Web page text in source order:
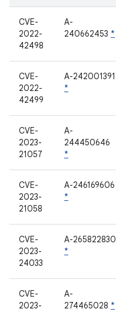
CVE-
2022-
42498
A-
240662453 *
CVE-
2022-
42499
A-242001391
*
CVE-
2023-
21057
A-
244450646
*
CVE-
2023-
21058
A-246169606
*
CVE-
2023-
24033
A-265822830
*
CVE-
2023-
A-
274465028 *